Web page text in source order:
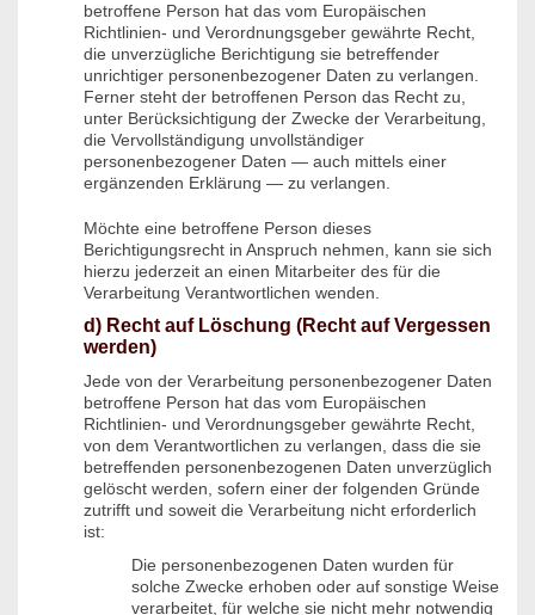
betroffene Person hat das vom Europäischen
Richtlinien- und Verordnungsgeber gewährte Recht,
die unverzügliche Berichtigung sie betreffender
unrichtiger personenbezogener Daten zu verlangen.
Ferner steht der betroffenen Person das Recht zu,
unter Berücksichtigung der Zwecke der Verarbeitung,
die Vervollständigung unvollständiger
personenbezogener Daten — auch mittels einer
ergänzenden Erklärung — zu verlangen.
Möchte eine betroffene Person dieses
Berichtigungsrecht in Anspruch nehmen, kann sie sich
hierzu jederzeit an einen Mitarbeiter des für die
Verarbeitung Verantwortlichen wenden.
d) Recht auf Löschung (Recht auf Vergessen
werden)
Jede von der Verarbeitung personenbezogener Daten
betroffene Person hat das vom Europäischen
Richtlinien- und Verordnungsgeber gewährte Recht,
von dem Verantwortlichen zu verlangen, dass die sie
betreffenden personenbezogenen Daten unverzüglich
gelöscht werden, sofern einer der folgenden Gründe
zutrifft und soweit die Verarbeitung nicht erforderlich
ist:
Die personenbezogenen Daten wurden für
solche Zwecke erhoben oder auf sonstige Weise
verarbeitet, für welche sie nicht mehr notwendig